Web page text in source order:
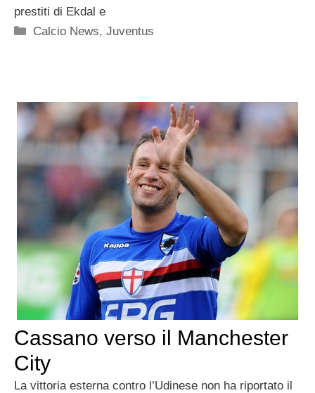
prestiti di Ekdal e
Categorie
Calcio News,Juventus
Cassano verso il Manchester
City
La vittoria esterna contro l’Udinese non ha riportato il